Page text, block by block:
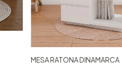
MESA RATONA DINAMARCA